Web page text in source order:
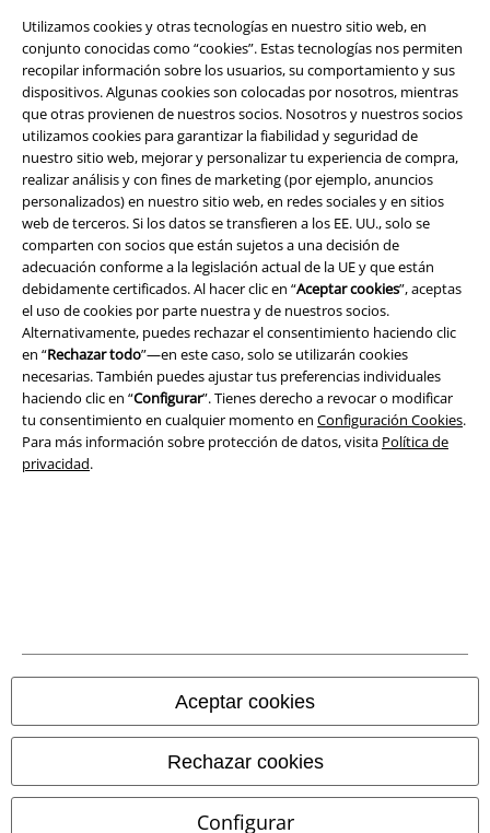
Utilizamos cookies y otras tecnologías en nuestro sitio web, en
conjunto conocidas como “cookies”. Estas tecnologías nos permiten
recopilar información sobre los usuarios, su comportamiento y sus
dispositivos. Algunas cookies son colocadas por nosotros, mientras
que otras provienen de nuestros socios. Nosotros y nuestros socios
utilizamos cookies para garantizar la fiabilidad y seguridad de
nuestro sitio web, mejorar y personalizar tu experiencia de compra,
realizar análisis y con fines de marketing (por ejemplo, anuncios
personalizados) en nuestro sitio web, en redes sociales y en sitios
web de terceros. Si los datos se transfieren a los EE. UU., solo se
comparten con socios que están sujetos a una decisión de
adecuación conforme a la legislación actual de la UE y que están
debidamente certificados. Al hacer clic en “Aceptar cookies”, aceptas
el uso de cookies por parte nuestra y de nuestros socios.
Alternativamente, puedes rechazar el consentimiento haciendo clic
en “Rechazar todo”—en este caso, solo se utilizarán cookies
necesarias. También puedes ajustar tus preferencias individuales
haciendo clic en “Configurar”. Tienes derecho a revocar o modificar
tu consentimiento en cualquier momento en Configuración Cookies.
Para más información sobre protección de datos, visita Política de
privacidad.
Aceptar cookies
Rechazar cookies
Configurar
Eliminación de residuos y protección del medioambiente
Declaración de Conformidad
Información sobre accesibilidad
Configuración Cookies
Cancelar pedido
Todos los precios incluyen el IVA pero no losgastos de transporte
© 1986-2026 E.M.P. Merchandising HGmbH
Tiendas EMP online
EMP Polska
EMP Norge
EMP Suomi